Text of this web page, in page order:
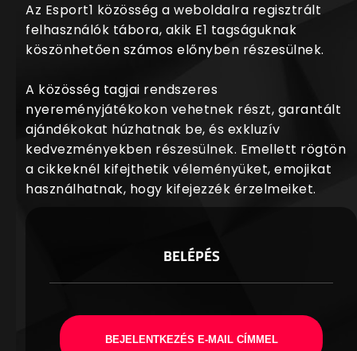
Az Esport1 közösség a weboldalra regisztrált
felhasználók tábora, akik E1 tagságuknak
köszönhetően számos előnyben részesülnek.
A közösség tagjai rendszeres
nyereményjátékokon vehetnek részt, garantált
ajándékokat húzhatnak be, és exkluzív
kedvezményekben részesülnek. Emellett rögtön
a cikkeknél kifejthetik véleményüket, emojikat
használhatnak, hogy kifejezzék érzelmeiket.
BELÉPÉS
BEJELENTKEZÉS E-MAIL CÍMMEL